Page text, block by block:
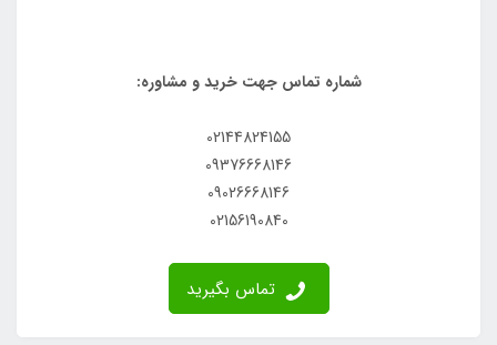
شماره تماس جهت خرید و مشاوره:
02144824155
09376668146
09026668146
02156190840
تماس بگیرید